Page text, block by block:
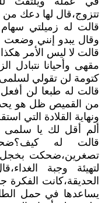
تتزوج،قال لها دعك من
قالت له زميلتي
وقال يبدو إنني وضعت
قالت لا ليس الأمر
مقهى وأحيانا نتبادل
كتومة لن تقولي لسلمى
قالت له طبعا لن أفعل
من القميص ظل هو
ونهاية القلادة التي
ألم أقل لك يا
قالت له
تصغرين،ضحكت
لتهيئة وجبة
الحديقة،كانت
يساعدها في حمل